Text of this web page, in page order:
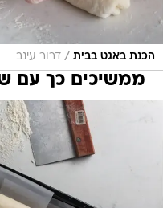
הכנת באגט בבית / דרור עינב
ממשיכים כך עם